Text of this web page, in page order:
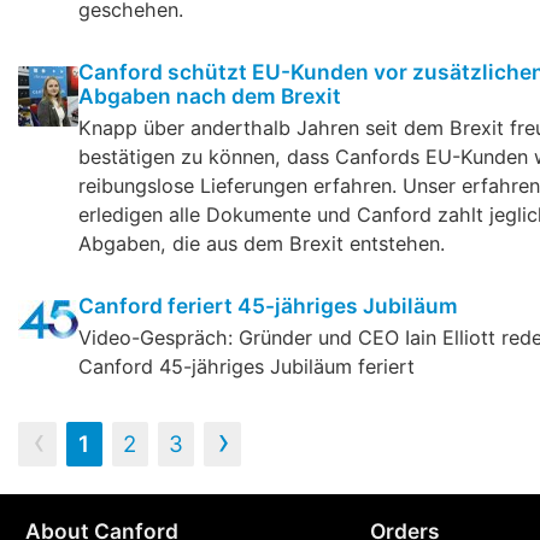
geschehen.
Canford schützt EU-Kunden vor
Abgaben nach dem Brexit
Knapp über anderthalb Jahren seit dem Brexit
bestätigen zu können, dass Canfords EU-Kunden
reibungslose Lieferungen erfahren. Unser
erledigen alle Dokumente und Canford zahlt
Abgaben, die aus dem Brexit entstehen.
Canford feriert 45-jähriges Jubiläum
Video-Gespräch: Gründer und CEO Iain Elliott
Canford 45-jähriges Jubiläum feriert
‹ 1 2 3 ›
About Canford Orders